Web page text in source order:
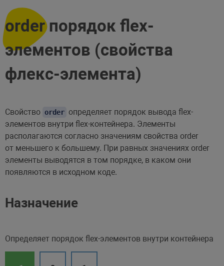
order порядок flex-
элементов (свойства
флекс-элемента)
Свойство order определяет порядок вывода flex-
элементов внутри flex-контейнера. Элементы
располагаются согласно значениям свойства order
от меньшего к большему. При равных значениях order
элементы выводятся в том порядке, в каком они
появляются в исходном коде.
Назначение
Определяет порядок flex-элементов внутри контейнера